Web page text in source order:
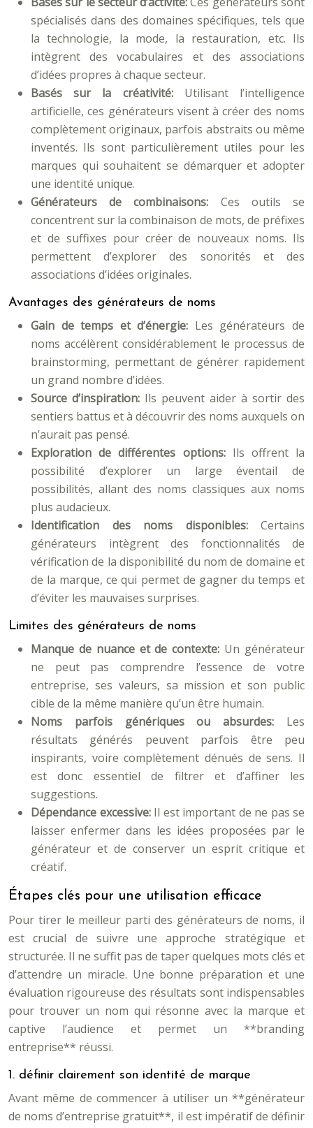
spécialisés dans des domaines spécifiques, tels que
la technologie, la mode, la restauration, etc. Ils
intègrent des vocabulaires et des associations
d’idées propres à chaque secteur.
Basés sur la créativité: Utilisant l’intelligence
artificielle, ces générateurs visent à créer des noms
complètement originaux, parfois abstraits ou même
inventés. Ils sont particulièrement utiles pour les
marques qui souhaitent se démarquer et adopter
une identité unique.
Générateurs de combinaisons: Ces outils se
concentrent sur la combinaison de mots, de préfixes
et de suffixes pour créer de nouveaux noms. Ils
permettent d’explorer des sonorités et des
associations d’idées originales.
Avantages des générateurs de noms
Gain de temps et d’énergie: Les générateurs de
noms accélèrent considérablement le processus de
brainstorming, permettant de générer rapidement
un grand nombre d’idées.
Source d’inspiration: Ils peuvent aider à sortir des
sentiers battus et à découvrir des noms auxquels on
n’aurait pas pensé.
Exploration de différentes options: Ils offrent la
possibilité d’explorer un large éventail de
possibilités, allant des noms classiques aux noms
plus audacieux.
Identification des noms disponibles: Certains
générateurs intègrent des fonctionnalités de
vérification de la disponibilité du nom de domaine et
de la marque, ce qui permet de gagner du temps et
d’éviter les mauvaises surprises.
Limites des générateurs de noms
Manque de nuance et de contexte: Un générateur
ne peut pas comprendre l’essence de votre
entreprise, ses valeurs, sa mission et son public
cible de la même manière qu’un être humain.
Noms parfois génériques ou absurdes: Les
résultats générés peuvent parfois être peu
inspirants, voire complètement dénués de sens. Il
est donc essentiel de filtrer et d’affiner les
suggestions.
Dépendance excessive: Il est important de ne pas se
laisser enfermer dans les idées proposées par le
générateur et de conserver un esprit critique et
créatif.
Étapes clés pour une utilisation efficace
Pour tirer le meilleur parti des générateurs de noms, il
est crucial de suivre une approche stratégique et
structurée. Il ne suffit pas de taper quelques mots clés et
d’attendre un miracle. Une bonne préparation et une
évaluation rigoureuse des résultats sont indispensables
pour trouver un nom qui résonne avec la marque et
captive l’audience et permet un **branding
entreprise** réussi.
1. définir clairement son identité de marque
Avant même de commencer à utiliser un **générateur
de noms d’entreprise gratuit**, il est impératif de définir